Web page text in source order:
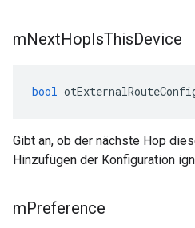
mNextHopIsThisDevice
bool
Gibt an, ob der nächste Hop
Hinzufügen der Konfiguration
mPreference